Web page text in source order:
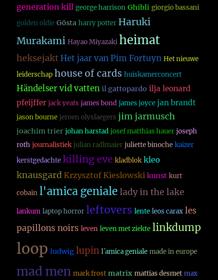
generation kill george harrison Ghibli giorgio bassani
golden oldie Gösta harry potter Haruki
Murakami Hayao Miyazaki heimat
heksejakt Het jaar van Pim Fortuyn Het nieuwe
leiderschap house of cards huiskamerconcert
Händelser vid vatten il gattopardo ilja leonard
pfeijffer jack yeats james bond james joyce jan brandt
jason bourne jeroen olyslaegers jim jarmusch
joachim trier johan harstad josef matthias hauer joseph
roth journalistiek julian radlmaier juliette binoche kaizer
kerstgedachte killing eve kladblok kleo
knausgard Krzysztof Kieslowski kunst kurt
cobain l'amica geniale lady in the lake
lankum laptop horror leftovers lente leos carax les
papillons noirs leven leven met ziekte linkdump
loop ludwig lupin l´amica geniale made in europe
mad men mark frost matrix mattias desmet max